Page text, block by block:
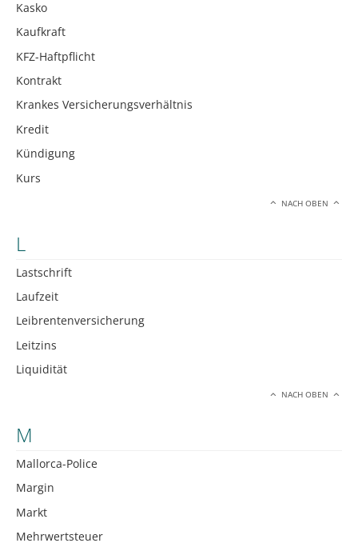
Kasko
Kaufkraft
KFZ-Haftpflicht
Kontrakt
Krankes Versicherungsverhältnis
Kredit
Kündigung
Kurs
NACH OBEN
L
Lastschrift
Laufzeit
Leibrentenversicherung
Leitzins
Liquidität
NACH OBEN
M
Mallorca-Police
Margin
Markt
Mehrwertsteuer